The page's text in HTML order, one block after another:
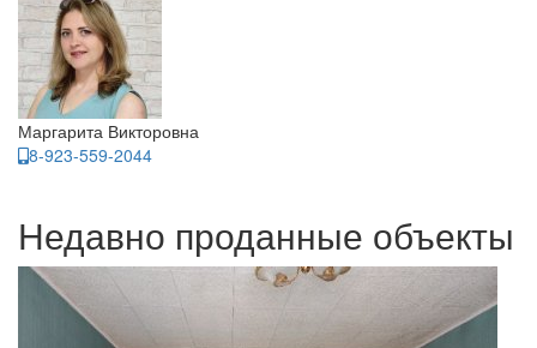
Маргарита Викторовна
8-923-559-2044
Недавно проданные объекты